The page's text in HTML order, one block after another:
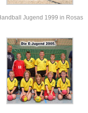
Jugend 1999 in Rosas